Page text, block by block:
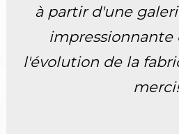
à partir d'une
impressionnante
l'évolution de la
merci!